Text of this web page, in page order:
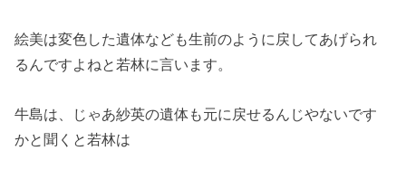
絵美は変色した遺体なども生前のように戻してあげられ
るんですよ ねと若林に言います。
牛島は、
じゃあ紗英の遺体も元に戻せるんじやないです
かと聞くと若林は